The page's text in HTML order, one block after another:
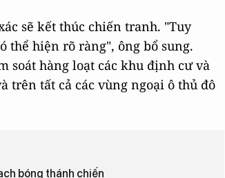
sẽ kết thúc chiến tranh. "Tuy
thể hiện rõ ràng", ông bổ sung.
soát hàng loạt các khu định cư và
trên tất cả các vùng ngoại ô thủ đô
bóng thánh chiến